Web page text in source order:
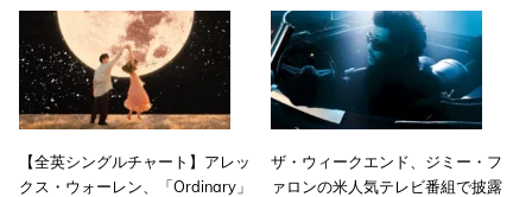
【全英シングルチャート】アレッ
クス・ウォーレン、「Ordinary」
ザ・ウィークエンド、ジミー・フ
ァロンの米人気テレビ番組で披露